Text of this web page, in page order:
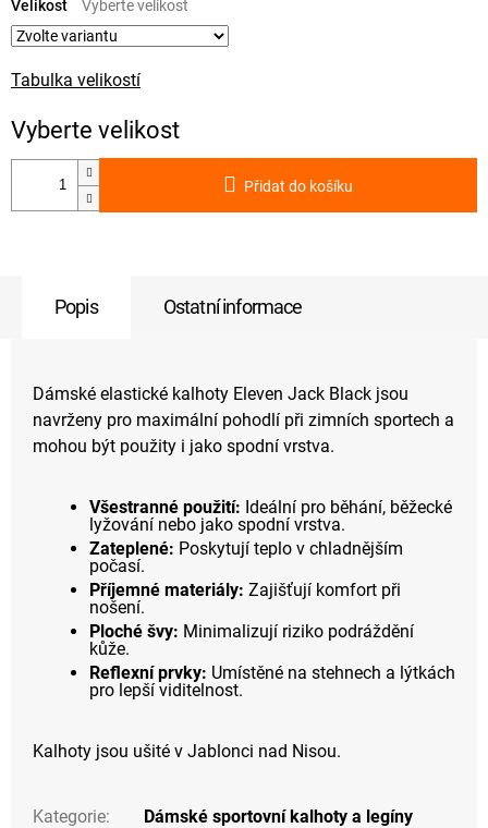
Tabulka velikostí
Velikost
Přidat do košíku
Popis Ostatní informace
Dámské elastické kalhoty Eleven Jack Black jsou
navrženy pro maximální pohodlí při zimních sportech a
mohou být použity i jako spodní vrstva.
Všestranné použití: Ideální pro běhání, běžecké
lyžování nebo jako spodní vrstva.
Zateplené: Poskytují teplo v chladnějším
počasí.
Příjemné materiály: Zajišťují komfort při
nošení.
Ploché švy: Minimalizují riziko podráždění
kůže.
Reflexní prvky: Umístěné na stehnech a lýtkách
pro lepší viditelnost.
Kalhoty jsou ušité v Jablonci nad Nisou.
Kategorie:
Dámské sportovní kalhoty a legíny